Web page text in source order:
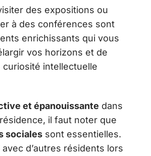
des expositions ou
à des conférences sont
enrichissants qui vous
vos horizons et de
intellectuelle
et épanouissante dans
il faut noter que
sociales sont essentielles.
d’autres résidents lors